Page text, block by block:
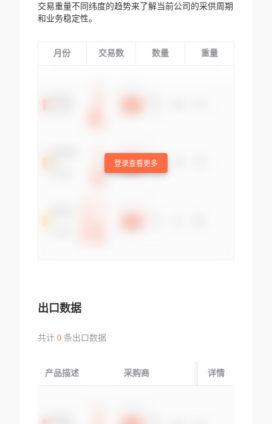
交易重量不同纬度的趋势来了解当前公司的采供周期
和业务稳定性。
月份 交易数 数量 重量
登录查看更多
出口数据
共计 0条出口数据
产品描述 采购商 起运国/地区
详情